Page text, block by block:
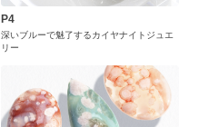
P4
深いブルーで魅了するカイヤナイトジュエ
リー